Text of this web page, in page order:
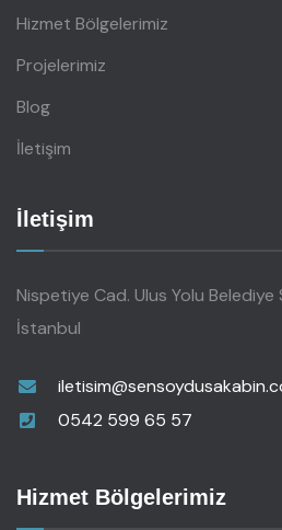
Hizmet Bölgelerimiz
Projelerimiz
Blog
İletişim
İletişim
Nispetiye Cad. Ulus Yolu
İstanbul
0542 599 65 57
Hizmet Bölgelerimiz